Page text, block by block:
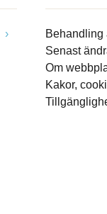
Behandling
Senast
Om
Kakor,